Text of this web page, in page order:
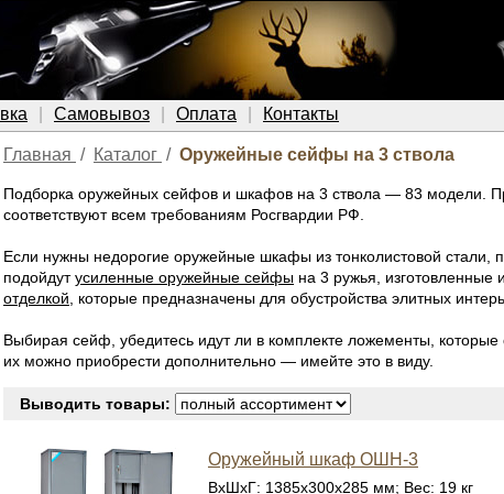
Самовывоз Оплата Контакты
Главная / Каталог / Оружейные сейфы на 3 ствола
Подборка оружейных сейфов и шкафов на 3 ствола — 83 модели.
соответствуют всем требованиям Росгвардии РФ.
Если нужны недорогие оружейные шкафы из тонколистовой стали,
подойдутусиленные оружейные сейфы на 3 ружья,
отделкой , которые предназначены для обустройства элитных
Выбирая сейф, убедитесь идут ли в комплекте ложементы,
их можно приобрести дополнительно — имейте это в виду.
Выводить товары:
Оружейный шкаф ОШН-3
ВхШхГ: 1385x300x285 мм; Вес: 19 кг